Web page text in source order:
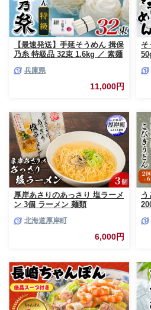
【最速発送】手延そうめん 揖保
乃糸 特級品 32束 1.6kg ／ 素麺
めん にゅうめん にゅう麺 麺 の
兵庫県
11,000円
そ
そ
援
厚岸あさりのあっさり 塩ラーメ
ン 3個 ラーメン 麺類
北海道厚岸町
6,000円